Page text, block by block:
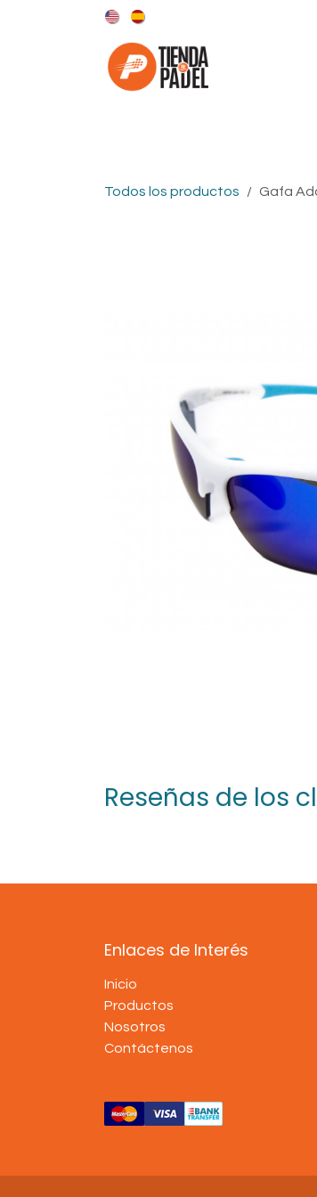
Todos los productos Gafa
Reseñas de los
Enlaces de Interés
Inicio
Productos
Nosotros
Contáctenos